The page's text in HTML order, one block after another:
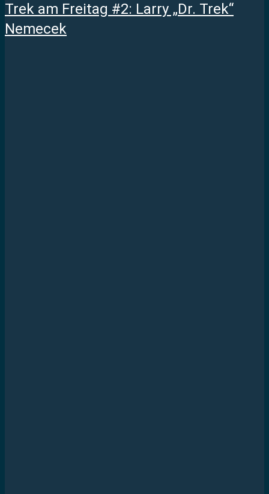
Trek am Freitag #2: Larry „Dr. Trek“
Nemecek